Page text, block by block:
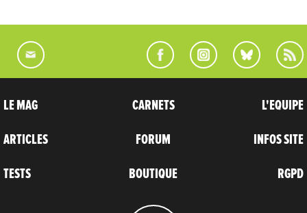
LE MAG
ARTICLES
TESTS
CARNETS
FORUM
BOUTIQUE
L'EQUIPE
INFOS SITE
RGPD